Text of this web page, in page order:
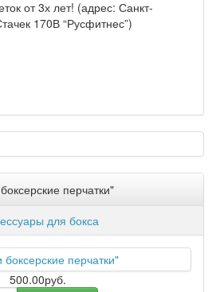
от 3х лет! (адрес: Санкт-
170В “Русфитнес”)
перчатки"
для бокса
500.00руб.